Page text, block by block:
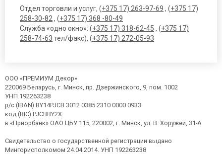
Отдел торговли и услуг, (+375 17) 263-97-69 , (+375 17)
258-30-82, (+375 17) 368 -80-49
Служба «одно окно»: (+375 17) 318-62-45 , (+375 17)
258-74-63 тел/факс), (+375 17) 272-05-93
ООО «ПРЕМИУМ Декор»
220069 Беларусь, г. Минск, пр. Дзержинского, 9, пом. 1002
УНП 192263238
р/с (IBAN) BY14PJCB 3012 0385 2310 0000 0933
код (BIC) PJCBBY2X
в «Приорбанк» ОАО ЦБУ 115, 220002, г. Минск, ул. В. Хоружей, 31-А
Свидетельство о государственной регистрации выдано
Мингорисполкомом 24.04.2014. УНП 192263238